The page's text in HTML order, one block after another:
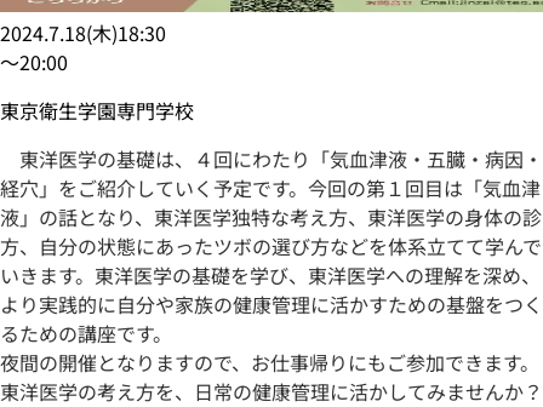
2024.7.18(木)18:30
〜20:00
東京衛生学園専門学校
東洋医学の基礎は、４回にわたり「気血津液・五臓・病因・
経穴」をご紹介していく予定です。今回の第１回目は「気血津
液」の話となり、東洋医学独特な考え方、東洋医学の身体の診
方、自分の状態にあったツボの選び方などを体系立てて学んで
いきます。東洋医学の基礎を学び、東洋医学への理解を深め、
より実践的に自分や家族の健康管理に活かすための基盤をつく
るための講座です。
夜間の開催となりますので、お仕事帰りにもご参加できます。
東洋医学の考え方を、日常の健康管理に活かしてみませんか？